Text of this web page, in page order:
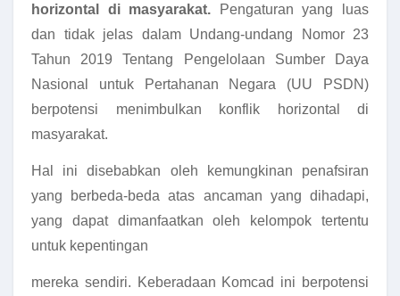
horizontal di masyarakat.
Pengaturan yang luas
dan tidak jelas dalam Undang-undang Nomor 23
Tahun 2019 Tentang Pengelolaan Sumber Daya
Nasional untuk Pertahanan Negara (UU PSDN)
berpotensi menimbulkan konflik horizontal di
masyarakat.
Hal ini disebabkan oleh kemungkinan penafsiran
yang berbeda-beda atas ancaman yang dihadapi,
yang dapat dimanfaatkan oleh kelompok tertentu
untuk kepentingan
mereka sendiri. Keberadaan Komcad ini berpotensi